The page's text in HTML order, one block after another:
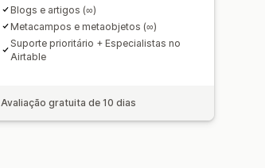
Blogs e artigos (∞)
Metacampos e metaobjetos (∞)
Suporte prioritário + Especialistas no
Airtable
Avaliação gratuita de 10 dias